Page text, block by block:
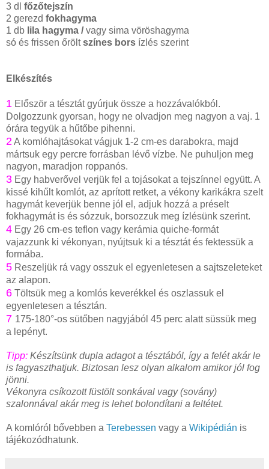
3 dl főzőtejszín
2 gerezd fokhagyma
1 db lila hagyma /vagy sima vöröshagyma
só és frissen őröltszínes bors ízlés szerint
Elkészítés
1 Először a tésztát gyúrjuk össze a hozzávalókból.
Dolgozzunk gyorsan, hogy ne olvadjon meg nagyon a vaj. 1
órára tegyük a hűtőbe pihenni.
2 A komlóhajtásokat vágjuk 1-2 cm-es darabokra, majd
mártsuk egy percre forrásban lévő vízbe. Ne puhuljon meg
nagyon, maradjon roppanós.
3 Egy habverővel verjük fel a tojásokat a tejszínnel együtt. A
kissé kihűlt komlót, az aprított retket, a vékony karikákra szelt
hagymát keverjük benne jól el, adjuk hozzá a préselt
fokhagymát is és sózzuk, borsozzuk meg ízlésünk szerint.
4 Egy 26 cm-es teflon vagy kerámia quiche-formát
vajazzunk ki vékonyan, nyújtsuk ki a tésztát és fektessük a
formába.
5 Reszeljük rá vagy osszuk el egyenletesen a sajtszeleteket
az alapon.
6 Töltsük meg a komlós keverékkel és oszlassuk el
egyenletesen a tésztán.
7 175-180°-os sütőben nagyjából 45 perc alatt süssük meg
a lepényt.
Tipp: Készítsünk dupla adagot a tésztából, így a felét akár le
is fagyaszthatjuk. Biztosan lesz olyan alkalom amikor jól fog
jönni.
Vékonyra csíkozott füstölt sonkával vagy (sovány)
szalonnával akár meg is lehet bolondítani a feltétet.
A komlóról bővebben a Terebessen vagy a Wikipédián is
tájékozódhatunk.